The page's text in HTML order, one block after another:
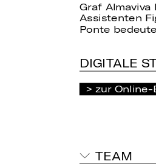
Graf
Assistenten
Ponte
DIGITALE
zur
TEAM